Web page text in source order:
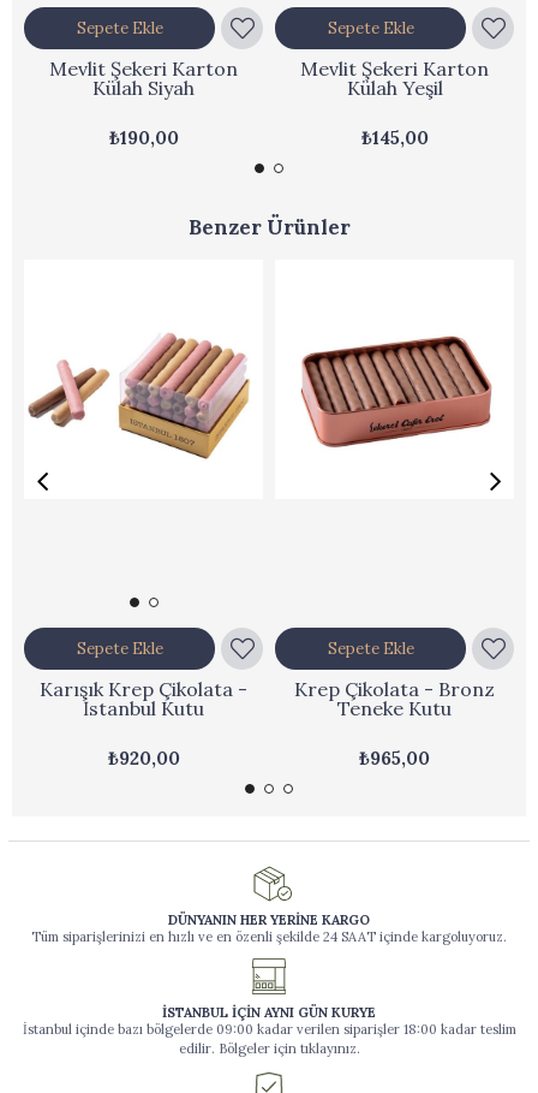
Mevlit Şekeri Karton
Külah Siyah
₺190,00
Sepete Ekle
Mevlit Şekeri Karton
Külah Yeşil
₺145,00
Sepete Ekle
Benzer Ürünler
Karışık Krep Çikolata -
İstanbul Kutu
₺920,00
Sepete Ekle
Krep Çikolata - Bronz
Teneke Kutu
₺965,00
Sepete Ekle
DÜNYANIN HER YERİNE KARGO
Tüm siparişlerinizi en hızlı ve en özenli şekilde 24 SAAT içinde kargoluyoruz.
İSTANBUL İÇİN AYNI GÜN KURYE
İstanbul içinde bazı bölgelerde 09:00 kadar verilen siparişler 18:00 kadar teslim
edilir. Bölgeler için tıklayınız.